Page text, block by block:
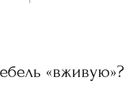
«вживую»?